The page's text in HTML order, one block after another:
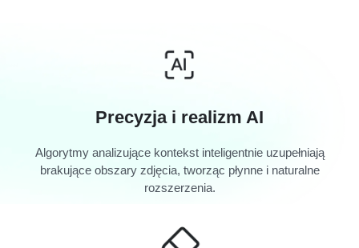
Precyzja i realizm AI
Algorytmy analizujące kontekst inteligentnie uzupełniają
brakujące obszary zdjęcia, tworząc płynne i naturalne
rozszerzenia.